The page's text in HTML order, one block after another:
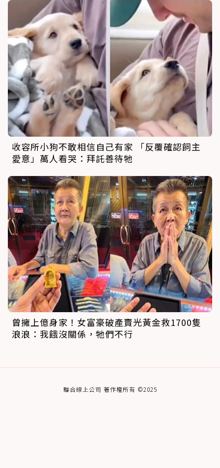
收容所小狗不敢相信自己有家 「反覆確認飼主
愛意」萬人看哭：拜託善待牠
曾擁上億身家！女富豪破產賣光黃金救1700隻
浪浪：我餓沒關係，牠們不行
聯合線上公司 著作權所有 ©2025